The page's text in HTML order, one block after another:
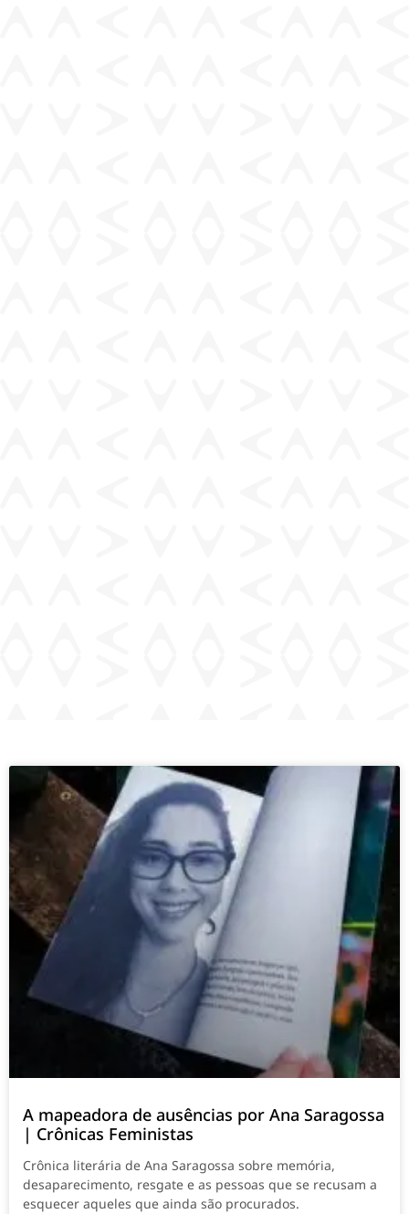
A mapeadora de ausências por Ana Saragossa
| Crônicas Feministas
Crônica literária de Ana Saragossa sobre memória,
desaparecimento, resgate e as pessoas que se recusam a
esquecer aqueles que ainda são procurados.